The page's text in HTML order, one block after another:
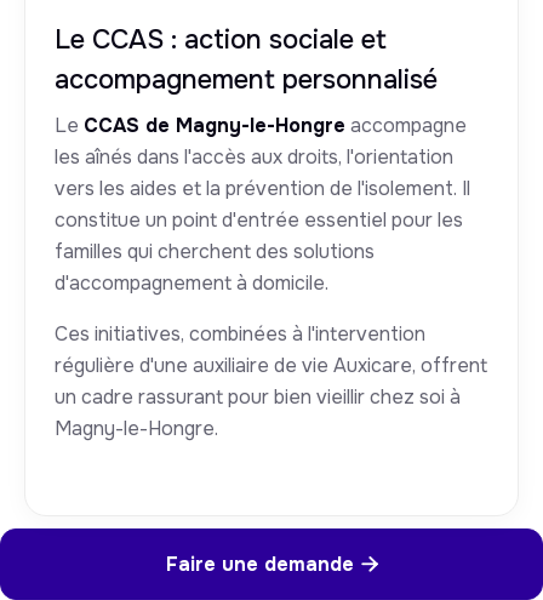
Le CCAS : action sociale et
accompagnement personnalisé
Le CCAS de Magny-le-Hongre accompagne
les aînés dans l'accès aux droits, l'orientation
vers les aides et la prévention de l'isolement. Il
constitue un point d'entrée essentiel pour les
familles qui cherchent des solutions
d'accompagnement à domicile.
Ces initiatives, combinées à l'intervention
régulière d'une auxiliaire de vie Auxicare, offrent
un cadre rassurant pour bien vieillir chez soi à
Magny-le-Hongre.
Faire une demande 